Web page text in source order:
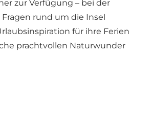
zur Verfügung – bei der
rund um die Insel
für ihre Ferien
prachtvollen Naturwunder